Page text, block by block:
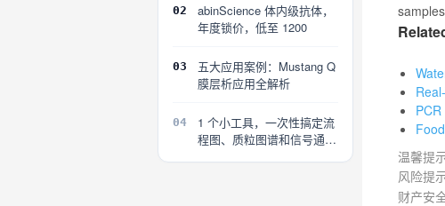
02
abinScience 体内级抗体，
年度锁价，低至 1200
03
五大应用案例：Mustang Q
膜层析应用全解析
04
1 个小工具，一次性搞定流
程图、质粒图谱和信号通路
温馨提
风险提
财产安